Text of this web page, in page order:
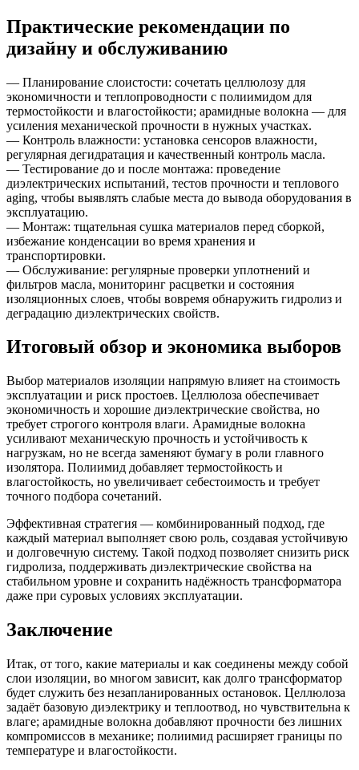
Практические рекомендации по
дизайну и обслуживанию
— Планирование слоистости: сочетать целлюлозу для
экономичности и теплопроводности с полиимидом для
термостойкости и влагостойкости; арамидные волокна — для
усиления механической прочности в нужных участках.
— Контроль влажности: установка сенсоров влажности,
регулярная дегидратация и качественный контроль масла.
— Тестирование до и после монтажа: проведение
диэлектрических испытаний, тестов прочности и теплового
aging, чтобы выявлять слабые места до вывода оборудования в
эксплуатацию.
— Монтаж: тщательная сушка материалов перед сборкой,
избежание конденсации во время хранения и
транспортировки.
— Обслуживание: регулярные проверки уплотнений и
фильтров масла, мониторинг расцветки и состояния
изоляционных слоев, чтобы вовремя обнаружить гидролиз и
деградацию диэлектрических свойств.
Итоговый обзор и экономика выборов
Выбор материалов изоляции напрямую влияет на стоимость
эксплуатации и риск простоев. Целлюлоза обеспечивает
экономичность и хорошие диэлектрические свойства, но
требует строгого контроля влаги. Арамидные волокна
усиливают механическую прочность и устойчивость к
нагрузкам, но не всегда заменяют бумагу в роли главного
изолятора. Полиимид добавляет термостойкость и
влагостойкость, но увеличивает себестоимость и требует
точного подбора сочетаний.
Эффективная стратегия — комбинированный подход, где
каждый материал выполняет свою роль, создавая устойчивую
и долговечную систему. Такой подход позволяет снизить риск
гидролиза, поддерживать диэлектрические свойства на
стабильном уровне и сохранить надёжность трансформатора
даже при суровых условиях эксплуатации.
Заключение
Итак, от того, какие материалы и как соединены между собой
слои изоляции, во многом зависит, как долго трансформатор
будет служить без незапланированных остановок. Целлюлоза
задаёт базовую диэлектрику и теплоотвод, но чувствительна к
влаге; арамидные волокна добавляют прочности без лишних
компромиссов в механике; полиимид расширяет границы по
температуре и влагостойкости.